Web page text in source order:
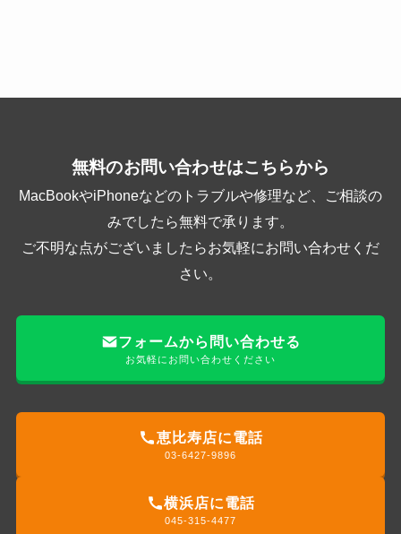
無料のお問い合わせはこちらから
MacBookやiPhoneなどのトラブルや修理など、ご相談の
みでしたら無料で承ります。
ご不明な点がございましたらお気軽にお問い合わせくだ
さい。
フォームから問い合わせる
お気軽にお問い合わせください
恵比寿店に電話
03-6427-9896
横浜店に電話
045-315-4477